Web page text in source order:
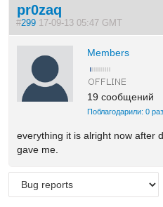
pr0zaq
#299 17-09-13 05:47 GMT
Members
19 сообщений
Поблагодарили: 0 раз
everything it is alright now after
gave me.